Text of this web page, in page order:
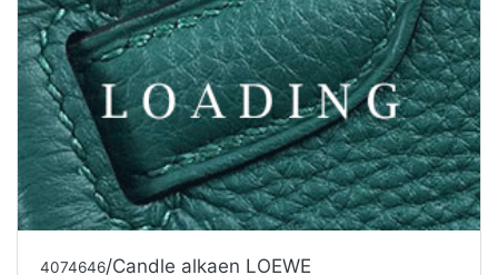
4074646/Candle alkaen LOEWE